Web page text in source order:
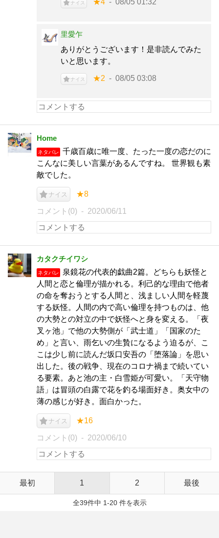
ナイス ★4 08/05 01:32
里愛乍
ありがとうございます！是非読んでみた
いと思います。
ナイス ★2 08/05 03:08
Home
ネタバレ
千歳百歳に唯一度、たった一度の恋だのに
こんなに美しい言葉があるんですね。 世界観も素
敵でした。
ナイス ★8
コメント(0) 2020/06/11
カタクチイワシ
ネタバレ
泉鏡花の代表的戯曲2篇。どちらも妖怪と
人間と恋と倫理が描かれる。利己的な理由で他者
の命を奪おうとする人間と、浅ましい人間を軽蔑
する妖怪。人間の内で高い倫理を持つものは、他
の大勢との対立の中で妖怪へと身を変える。「夜
叉ヶ池」で他の大勢側が「武士道」「国家のた
め」と言い、雨乞いの生贄になるよう迫るが、こ
こは少し前に読んだ坂口安吾の「堕落論」を思い
出した。後の戦争、現在のコロナ禍まで続いてい
る要素。あと池の主・白雪姫が可愛い。「天守物
語」は冒頭の白露で花を釣る場面好き。奥女中の
薄の感じが好き。面白かった。
ナイス ★16
コメント(0) 2020/06/10
最初 1 2 最後
全39件中 1-20 件を表示